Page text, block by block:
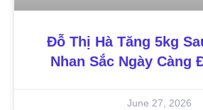
Đỗ Thị Hà Tăng 5kg
Nhan Sắc Ngày Càng
June 27, 2026